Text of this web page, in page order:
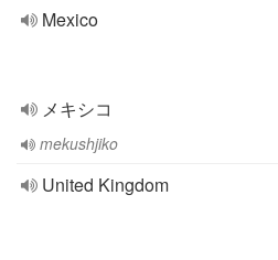
Mexico
メキシコ
mekushjiko
United Kingdom